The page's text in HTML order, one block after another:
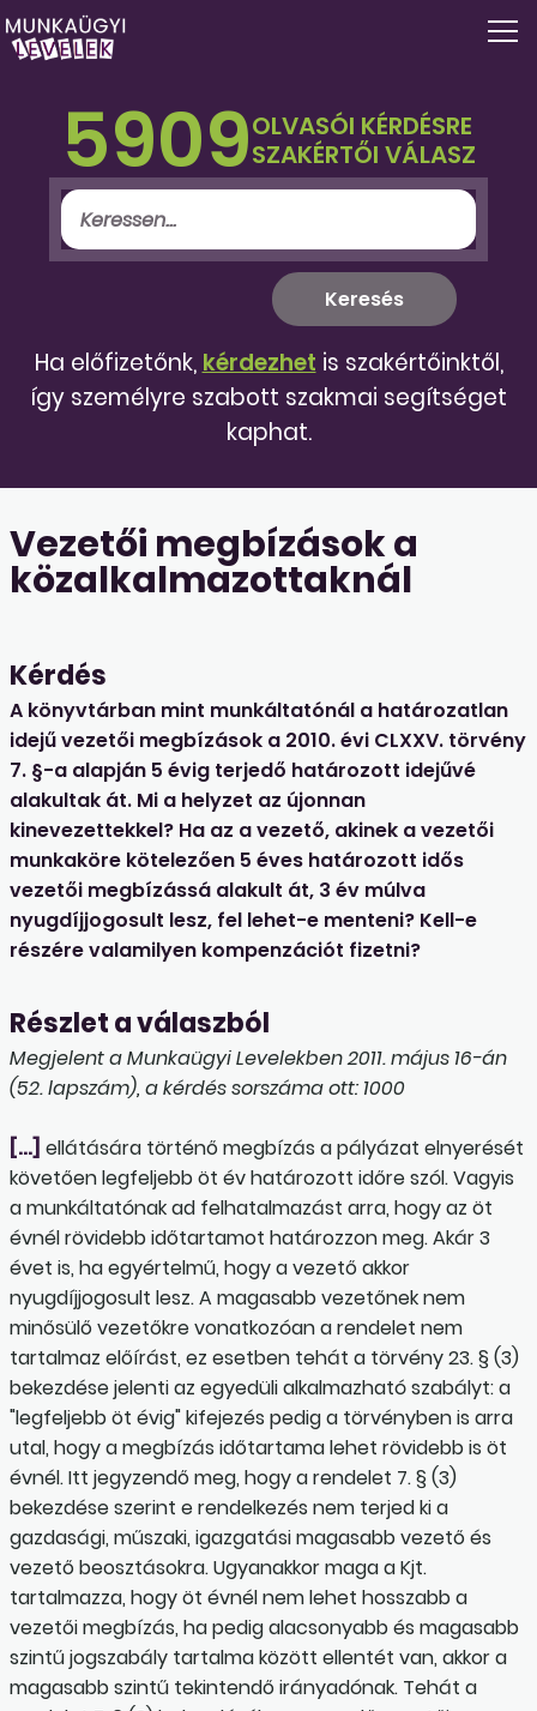
5909OLVASÓI KÉRDÉSRE
SZAKÉRTŐI VÁLASZ
Ha előfizetőnk, kérdezhet is szakértőinktől,
így személyre szabott szakmai segítséget
kaphat.
Vezetői megbízások a
közalkalmazottaknál
Kérdés
A könyvtárban mint munkáltatónál a határozatlan
idejű vezetői megbízások a 2010. évi CLXXV. törvény
7. §-a alapján 5 évig terjedő határozott idejűvé
alakultak át. Mi a helyzet az újonnan
kinevezettekkel? Ha az a vezető, akinek a vezetői
munkaköre kötelezően 5 éves határozott idős
vezetői megbízássá alakult át, 3 év múlva
nyugdíjjogosult lesz, fel lehet-e menteni? Kell-e
részére valamilyen kompenzációt fizetni?
Részlet a válaszból
Megjelent a Munkaügyi Levelekben 2011. május 16-án
(52. lapszám), a kérdés sorszáma ott: 1000
[…] ellátására történő megbízás a pályázat elnyerését
követően legfeljebb öt év határozott időre szól. Vagyis
a munkáltatónak ad felhatalmazást arra, hogy az öt
évnél rövidebb időtartamot határozzon meg. Akár 3
évet is, ha egyértelmű, hogy a vezető akkor
nyugdíjjogosult lesz. A magasabb vezetőnek nem
minősülő vezetőkre vonatkozóan a rendelet nem
tartalmaz előírást, ez esetben tehát a törvény 23. § (3)
bekezdése jelenti az egyedüli alkalmazható szabályt: a
"legfeljebb öt évig" kifejezés pedig a törvényben is arra
utal, hogy a megbízás időtartama lehet rövidebb is öt
évnél. Itt jegyzendő meg, hogy a rendelet 7. § (3)
bekezdése szerint e rendelkezés nem terjed ki a
gazdasági, műszaki, igazgatási magasabb vezető és
vezető beosztásokra. Ugyanakkor maga a Kjt.
tartalmazza, hogy öt évnél nem lehet hosszabb a
vezetői megbízás, ha pedig alacsonyabb és magasabb
szintű jogszabály tartalma között ellentét van, akkor a
magasabb szintű tekintendő irányadónak. Tehát a